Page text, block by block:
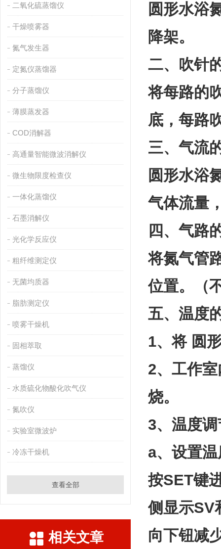
二氧化硫蒸馏仪
干燥喷雾器
氮气发生器
定氮仪蒸馏器
分子蒸馏仪
薄膜蒸发器
COD消解器
高通量智能微波消解仪
微生物限度检查仪
一体化蒸馏仪
石墨消解仪
光化学反应仪
粗纤维测定仪
无菌均质器
脂肪测定仪
喷雾干燥机
固相萃取
蒸馏仪
水质硫化物酸化吹气仪
氮吹仪
实验室微波炉
冷冻干燥机
查看全部
相关文章
圆形水浴
降架。
二、吹针
将每路的
底，每路
三、气流
圆形水浴
气体流量
四、气路
将氮气管
位置。（
五、温度
1、将 圆
2、工作
烧。
3、温度
a、设置温
按SET键
侧显示SV
向下钮减